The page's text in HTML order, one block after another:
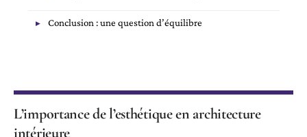
Conclusion : une question d’équilibre
L’importance de l’esthétique en architecture
intérieure